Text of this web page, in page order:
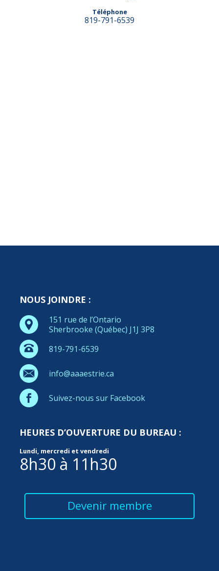
Téléphone
819-791-6539
NOUS JOINDRE :
151 rue de l’Ontario
Sherbrooke (Québec) J1J 3P8
819-791-6539
info@aaaestrie.ca
Suivez-nous sur Facebook
HEURES D’OUVERTURE DU BUREAU :
Lundi, mercredi et vendredi
8h30 à 11h30
Devenir membre